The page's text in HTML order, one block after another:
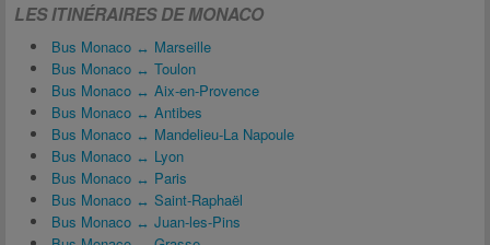
LES ITINÉRAIRES DE MONACO
Bus Monaco ↔ Marseille
Bus Monaco ↔ Toulon
Bus Monaco ↔ Aix-en-Provence
Bus Monaco ↔ Antibes
Bus Monaco ↔ Mandelieu-La Napoule
Bus Monaco ↔ Lyon
Bus Monaco ↔ Paris
Bus Monaco ↔ Saint-Raphaël
Bus Monaco ↔ Juan-les-Pins